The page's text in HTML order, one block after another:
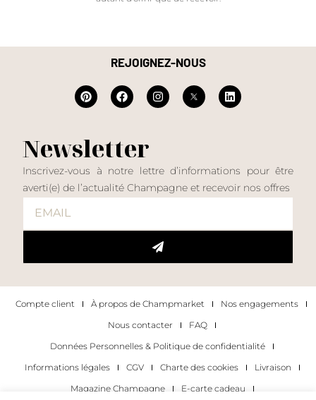
REJOIGNEZ-NOUS
Newsletter
Inscrivez-vous à notre lettre d’informations pour être
averti(e) de l’actualité Champagne et recevoir nos offres
Compte client À propos de Champmarket
Nos engagements
Nous contacter
FAQ
Données Personnelles & Politique de confidentialité
Informations légales
CGV Charte des cookies
Livraison
Magazine Champagne
E-carte cadeau